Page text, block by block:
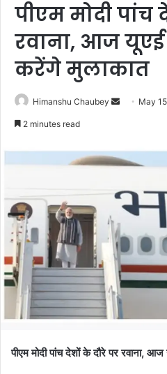
पीएम मोदी पांच
रवाना, आज यूएई
करेंगे मुलाकात
Himanshu Chaubey May
2 minutes read
पीएम मोदी पांच देशों के दौरे पर रवाना,